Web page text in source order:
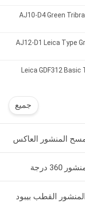
AJ10-D4 Green
AJ12-D1 Leica Type
Leica GDF312
جميع
المنشور العاكس
360 درجة
القطب بيبود